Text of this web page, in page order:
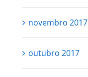
novembro 2017
outubro 2017